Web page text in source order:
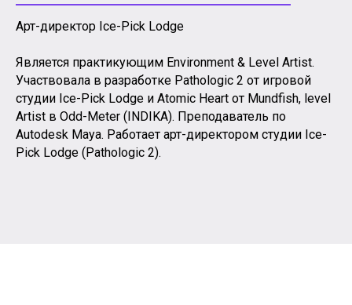
Арт-директор Ice-Pick Lodge
Является практикующим Environment & Level Artist.
Участвовала в разработке Pathologic 2 от игровой
студии Ice-Pick Lodge и Atomic Heart от Mundfish, level
Artist в Odd-Meter (INDIKA). Преподаватель по
Autodesk Maya. Работает арт-директором студии Ice-
Pick Lodge (Pathologic 2).